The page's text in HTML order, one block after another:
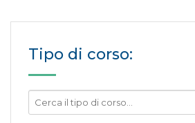
Tipo di corso: